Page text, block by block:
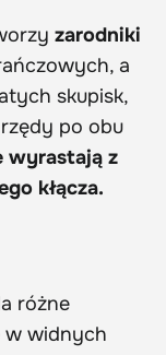
zarodniki
a
skupisk,
po obu
wyrastają z
kłącza.
różne
w widnych